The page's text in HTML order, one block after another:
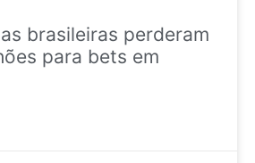
brasileiras perderam
para bets em